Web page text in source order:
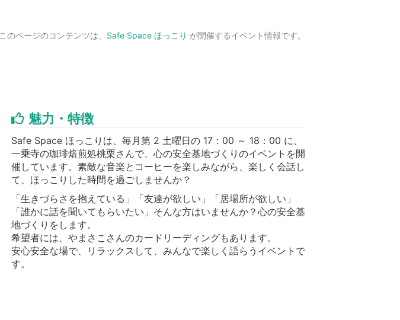
このページのコンテンツは、 Safe Space ほっこり が開催するイベント情報です。
魅力・特徴
Safe Space ほっこりは、毎月第 2 土曜日の 17：00 ～ 18：00 に、
一乗寺の珈琲焙煎処桃栗さんで、心の安全基地づくりのイベントを開
催しています。素敵な音楽とコーヒーを楽しみながら、楽しく会話し
て、ほっこりした時間を過ごしませんか？
「生きづらさを抱えている」「友達が欲しい」「居場所が欲しい」
「誰かに話を聞いてもらいたい」そんな方はいませんか？心の安全基
地づくりをします。
希望者には、やまさこさんのカードリーディングもあります。
安心安全な場で、リラックスして、みんなで楽しく語らうイベントで
す。